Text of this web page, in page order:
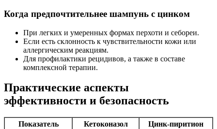
Когда предпочтительнее шампунь с цинком
При легких и умеренных формах перхоти и себореи.
Если есть склонность к чувствительности кожи или
аллергическим реакциям.
Для профилактики рецидивов, а также в составе
комплексной терапии.
Практические аспекты
эффективности и безопасность
Показатель Кетоконазол Цинк-пиритион